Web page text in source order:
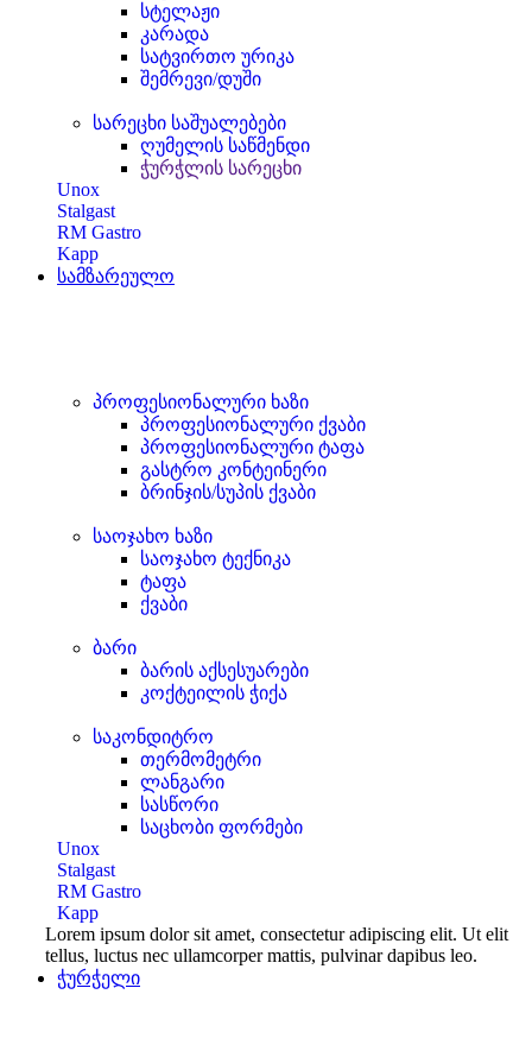
სტელაჟი
კარადა
სატვირთო ურიკა
შემრევი/დუში
სარეცხი საშუალებები
ღუმელის საწმენდი
ჭურჭლის სარეცხი
Unox
Stalgast
RM Gastro
Kapp
სამზარეულო
პროფესიონალური ხაზი
პროფესიონალური ქვაბი
პროფესიონალური ტაფა
გასტრო კონტეინერი
ბრინჯის/სუპის ქვაბი
საოჯახო ხაზი
საოჯახო ტექნიკა
ტაფა
ქვაბი
ბარი
ბარის აქსესუარები
კოქტეილის ჭიქა
საკონდიტრო
თერმომეტრი
ლანგარი
სასწორი
საცხობი ფორმები
Unox
Stalgast
RM Gastro
Kapp
Lorem ipsum dolor sit amet, consectetur adipiscing elit. Ut elit
tellus, luctus nec ullamcorper mattis, pulvinar dapibus leo.
ჭურჭელი